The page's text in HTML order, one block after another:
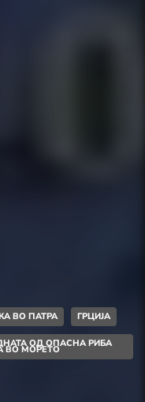
ВО ПАТРА ГРЦИЈА
ОД ОПАСНА РИБА
ВО МОРЕТО